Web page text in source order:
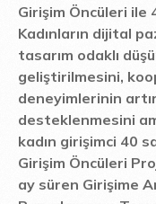
Girişim Öncüleri ile
Kadınların dijital
tasarım odaklı
geliştirilmesini,
deneyimlerinin
desteklenmesini
kadın girişimci 40
Girişim Öncüleri
ay süren Girişime